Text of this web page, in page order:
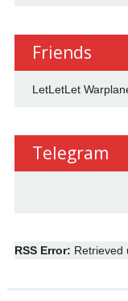
Friends
LetLetLet
Telegram
RSS Error: Retrieved